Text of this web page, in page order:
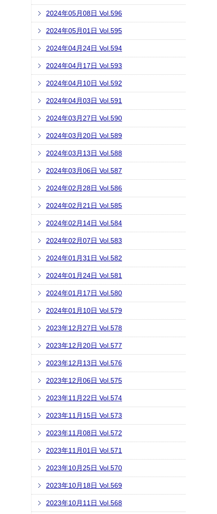
2024年05月08日 Vol.596
2024年05月01日 Vol.595
2024年04月24日 Vol.594
2024年04月17日 Vol.593
2024年04月10日 Vol.592
2024年04月03日 Vol.591
2024年03月27日 Vol.590
2024年03月20日 Vol.589
2024年03月13日 Vol.588
2024年03月06日 Vol.587
2024年02月28日 Vol.586
2024年02月21日 Vol.585
2024年02月14日 Vol.584
2024年02月07日 Vol.583
2024年01月31日 Vol.582
2024年01月24日 Vol.581
2024年01月17日 Vol.580
2024年01月10日 Vol.579
2023年12月27日 Vol.578
2023年12月20日 Vol.577
2023年12月13日 Vol.576
2023年12月06日 Vol.575
2023年11月22日 Vol.574
2023年11月15日 Vol.573
2023年11月08日 Vol.572
2023年11月01日 Vol.571
2023年10月25日 Vol.570
2023年10月18日 Vol.569
2023年10月11日 Vol.568